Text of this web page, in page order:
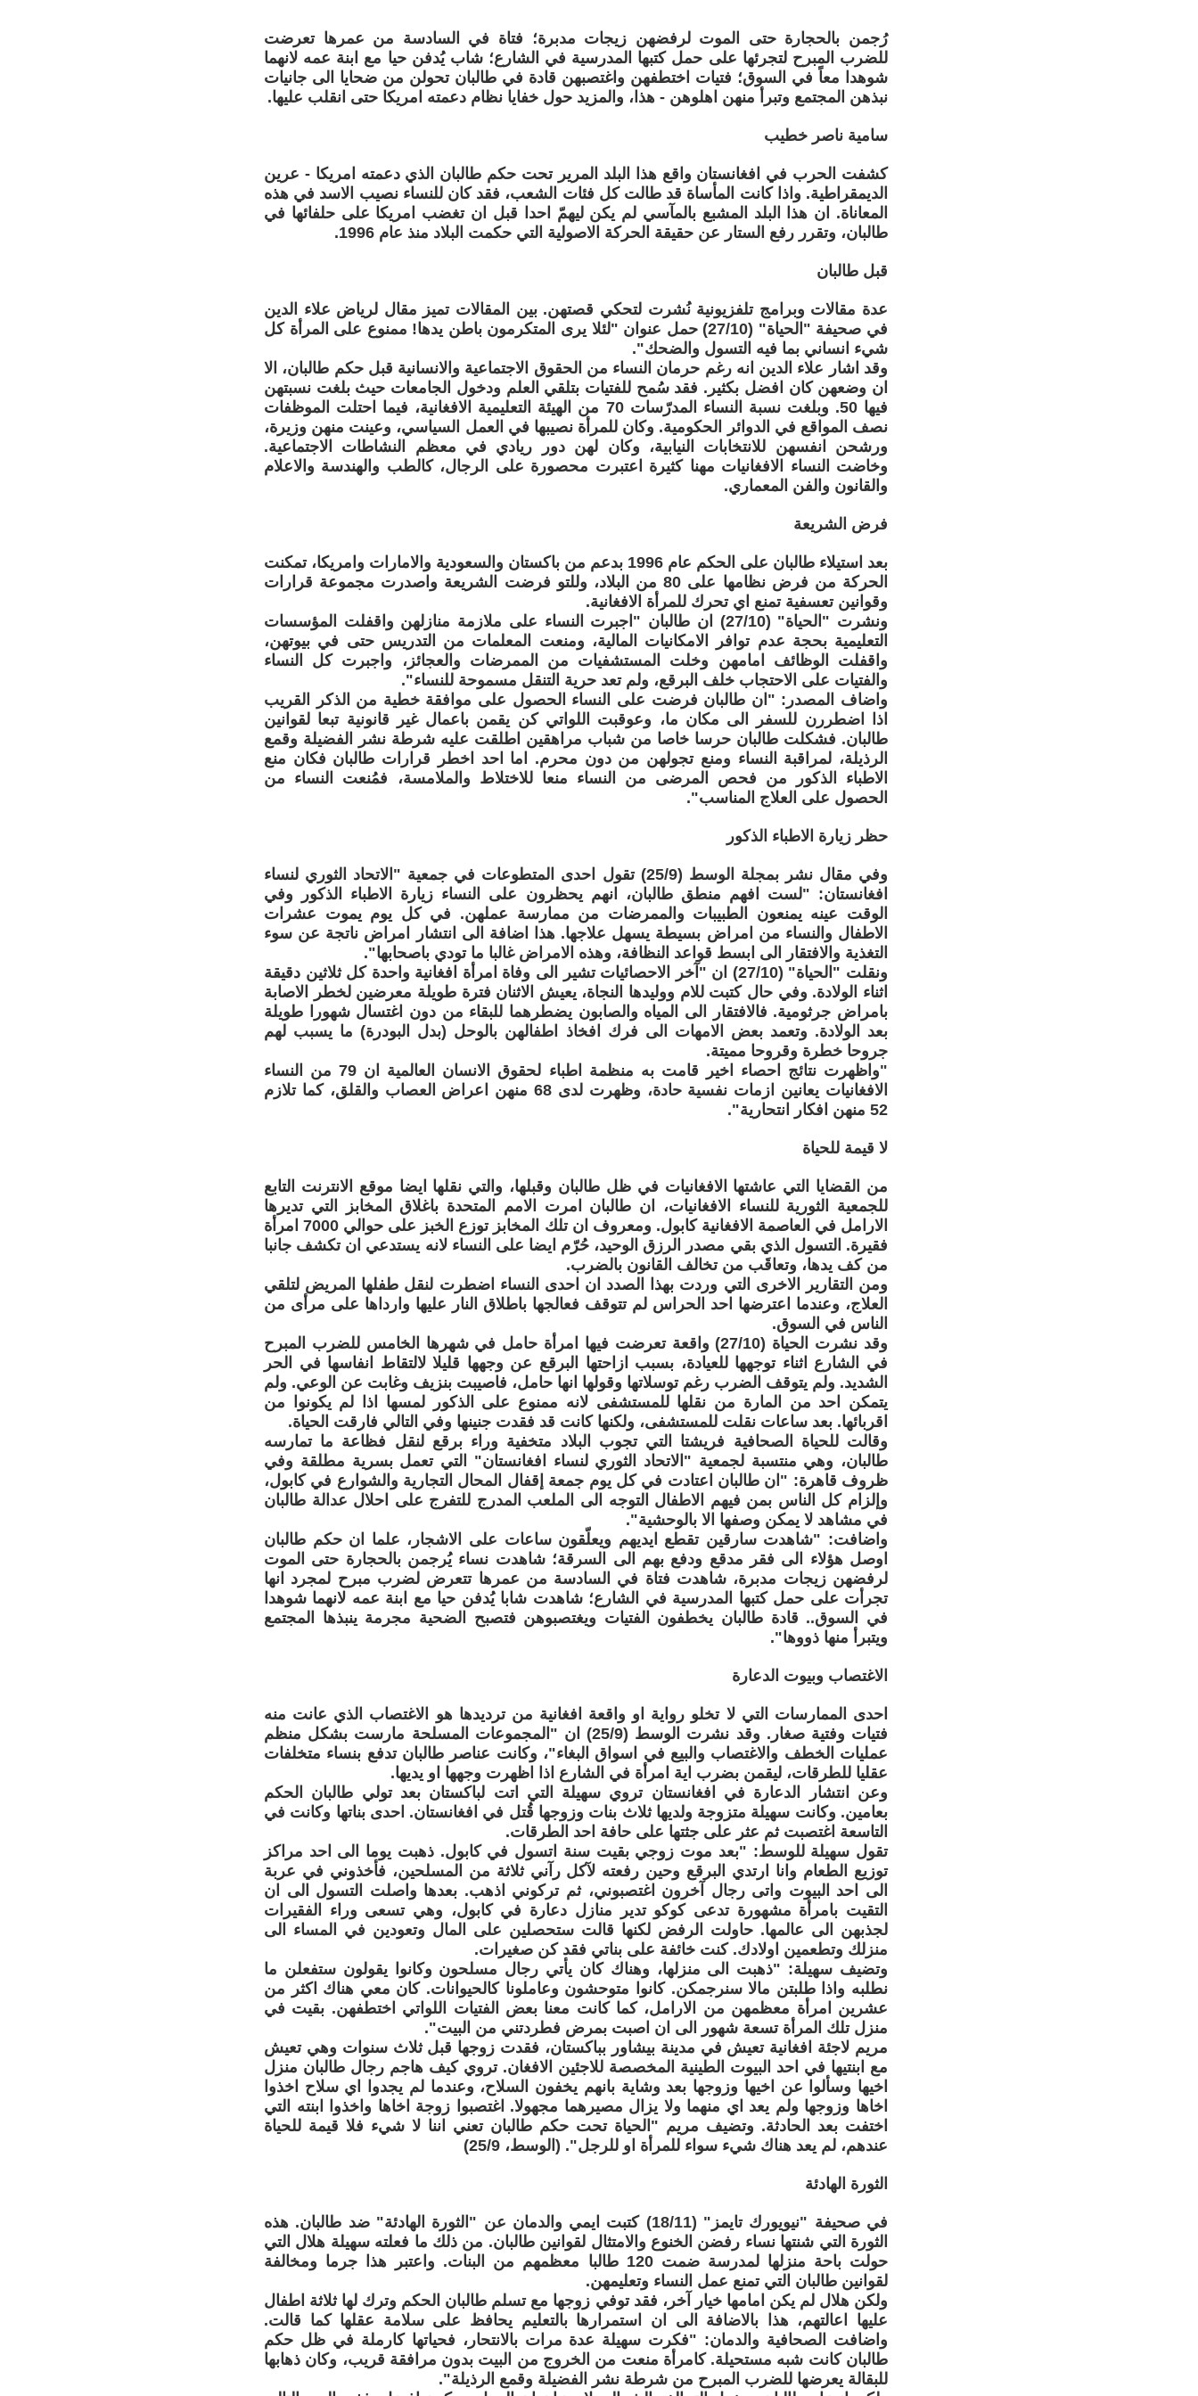
رُجمن بالحجارة حتى الموت لرفضهن زيجات مدبرة؛ فتاة في السادسة من عمرها تعرضت
للضرب المبرح لتجرئها على حمل كتبها المدرسية في الشارع؛ شاب يُدفن حيا مع ابنة عمه لانهما
شوهدا معاً في السوق؛ فتيات اختطفهن واغتصبهن قادة في طالبان تحولن من ضحايا الى جانيات
نبذهن المجتمع وتبرأ منهن اهلوهن - هذا، والمزيد حول خفايا نظام دعمته امريكا حتى انقلب عليها.
سامية ناصر خطيب
كشفت الحرب في افغانستان واقع هذا البلد المرير تحت حكم طالبان الذي دعمته امريكا - عرين
الديمقراطية. واذا كانت المأساة قد طالت كل فئات الشعب، فقد كان للنساء نصيب الاسد في هذه
المعاناة. ان هذا البلد المشبع بالمآسي لم يكن ليهمّ احدا قبل ان تغضب امريكا على حلفائها في
طالبان، وتقرر رفع الستار عن حقيقة الحركة الاصولية التي حكمت البلاد منذ عام 1996.
قبل طالبان
عدة مقالات وبرامج تلفزيونية نُشرت لتحكي قصتهن. بين المقالات تميز مقال لرياض علاء الدين
في صحيفة "الحياة" (27/10) حمل عنوان "لئلا يرى المتكرمون باطن يدها! ممنوع على المرأة كل
شيء انساني بما فيه التسول والضحك".
وقد اشار علاء الدين انه رغم حرمان النساء من الحقوق الاجتماعية والانسانية قبل حكم طالبان، الا
ان وضعهن كان افضل بكثير. فقد سُمح للفتيات بتلقي العلم ودخول الجامعات حيث بلغت نسبتهن
فيها 50. وبلغت نسبة النساء المدرّسات 70 من الهيئة التعليمية الافغانية، فيما احتلت الموظفات
نصف المواقع في الدوائر الحكومية. وكان للمرأة نصيبها في العمل السياسي، وعينت منهن وزيرة،
ورشحن انفسهن للانتخابات النيابية، وكان لهن دور ريادي في معظم النشاطات الاجتماعية.
وخاضت النساء الافغانيات مهنا كثيرة اعتبرت محصورة على الرجال، كالطب والهندسة والاعلام
والقانون والفن المعماري.
فرض الشريعة
بعد استيلاء طالبان على الحكم عام 1996 بدعم من باكستان والسعودية والامارات وامريكا، تمكنت
الحركة من فرض نظامها على 80 من البلاد، وللتو فرضت الشريعة واصدرت مجموعة قرارات
وقوانين تعسفية تمنع اي تحرك للمرأة الافغانية.
ونشرت "الحياة" (27/10) ان طالبان "اجبرت النساء على ملازمة منازلهن واقفلت المؤسسات
التعليمية بحجة عدم توافر الامكانيات المالية، ومنعت المعلمات من التدريس حتى في بيوتهن،
واقفلت الوظائف امامهن وخلت المستشفيات من الممرضات والعجائز، واجبرت كل النساء
والفتيات على الاحتجاب خلف البرقع، ولم تعد حرية التنقل مسموحة للنساء".
واضاف المصدر: "ان طالبان فرضت على النساء الحصول على موافقة خطية من الذكر القريب
اذا اضطررن للسفر الى مكان ما، وعوقبت اللواتي كن يقمن باعمال غير قانونية تبعا لقوانين
طالبان. فشكلت طالبان حرسا خاصا من شباب مراهقين اطلقت عليه شرطة نشر الفضيلة وقمع
الرذيلة، لمراقبة النساء ومنع تجولهن من دون محرم. اما احد اخطر قرارات طالبان فكان منع
الاطباء الذكور من فحص المرضى من النساء منعا للاختلاط والملامسة، فمُنعت النساء من
الحصول على العلاج المناسب".
حظر زيارة الاطباء الذكور
وفي مقال نشر بمجلة الوسط (25/9) تقول احدى المتطوعات في جمعية "الاتحاد الثوري لنساء
افغانستان: "لست افهم منطق طالبان، انهم يحظرون على النساء زيارة الاطباء الذكور وفي
الوقت عينه يمنعون الطبيبات والممرضات من ممارسة عملهن. في كل يوم يموت عشرات
الاطفال والنساء من امراض بسيطة يسهل علاجها. هذا اضافة الى انتشار امراض ناتجة عن سوء
التغذية والافتقار الى ابسط قواعد النظافة، وهذه الامراض غالبا ما تودي باصحابها".
ونقلت "الحياة" (27/10) ان "آخر الاحصائيات تشير الى وفاة امرأة افغانية واحدة كل ثلاثين دقيقة
اثناء الولادة. وفي حال كتبت للام ووليدها النجاة، يعيش الاثنان فترة طويلة معرضين لخطر الاصابة
بامراض جرثومية. فالافتقار الى المياه والصابون يضطرهما للبقاء من دون اغتسال شهورا طويلة
بعد الولادة. وتعمد بعض الامهات الى فرك افخاذ اطفالهن بالوحل (بدل البودرة) ما يسبب لهم
جروحا خطرة وقروحا مميتة.
"واظهرت نتائج احصاء اخير قامت به منظمة اطباء لحقوق الانسان العالمية ان 79 من النساء
الافغانيات يعانين ازمات نفسية حادة، وظهرت لدى 68 منهن اعراض العصاب والقلق، كما تلازم
52 منهن افكار انتحارية".
لا قيمة للحياة
من القضايا التي عاشتها الافغانيات في ظل طالبان وقبلها، والتي نقلها ايضا موقع الانترنت التابع
للجمعية الثورية للنساء الافغانيات، ان طالبان امرت الامم المتحدة باغلاق المخابز التي تديرها
الارامل في العاصمة الافغانية كابول. ومعروف ان تلك المخابز توزع الخبز على حوالي 7000 امرأة
فقيرة. التسول الذي بقي مصدر الرزق الوحيد، حُرّم ايضا على النساء لانه يستدعي ان تكشف جانبا
من كف يدها، وتعاقَب من تخالف القانون بالضرب.
ومن التقارير الاخرى التي وردت بهذا الصدد ان احدى النساء اضطرت لنقل طفلها المريض لتلقي
العلاج، وعندما اعترضها احد الحراس لم تتوقف فعالجها باطلاق النار عليها وارداها على مرأى من
الناس في السوق.
وقد نشرت الحياة (27/10) واقعة تعرضت فيها امرأة حامل في شهرها الخامس للضرب المبرح
في الشارع اثناء توجهها للعيادة، بسبب ازاحتها البرقع عن وجهها قليلا لالتقاط انفاسها في الحر
الشديد. ولم يتوقف الضرب رغم توسلاتها وقولها انها حامل، فاصيبت بنزيف وغابت عن الوعي. ولم
يتمكن احد من المارة من نقلها للمستشفى لانه ممنوع على الذكور لمسها اذا لم يكونوا من
اقربائها. بعد ساعات نقلت للمستشفى، ولكنها كانت قد فقدت جنينها وفي التالي فارقت الحياة.
وقالت للحياة الصحافية فريشتا التي تجوب البلاد متخفية وراء برقع لنقل فظاعة ما تمارسه
طالبان، وهي منتسبة لجمعية "الاتحاد الثوري لنساء افغانستان" التي تعمل بسرية مطلقة وفي
ظروف قاهرة: "ان طالبان اعتادت في كل يوم جمعة إقفال المحال التجارية والشوارع في كابول،
وإلزام كل الناس بمن فيهم الاطفال التوجه الى الملعب المدرج للتفرج على احلال عدالة طالبان
في مشاهد لا يمكن وصفها الا بالوحشية".
واضافت: "شاهدت سارقين تقطع ايديهم ويعلّقون ساعات على الاشجار، علما ان حكم طالبان
اوصل هؤلاء الى فقر مدقع ودفع بهم الى السرقة؛ شاهدت نساء يُرجمن بالحجارة حتى الموت
لرفضهن زيجات مدبرة، شاهدت فتاة في السادسة من عمرها تتعرض لضرب مبرح لمجرد انها
تجرأت على حمل كتبها المدرسية في الشارع؛ شاهدت شابا يُدفن حيا مع ابنة عمه لانهما شوهدا
في السوق.. قادة طالبان يخطفون الفتيات ويغتصبوهن فتصبح الضحية مجرمة ينبذها المجتمع
ويتبرأ منها ذووها".
الاغتصاب وبيوت الدعارة
احدى الممارسات التي لا تخلو رواية او واقعة افغانية من ترديدها هو الاغتصاب الذي عانت منه
فتيات وفتية صغار. وقد نشرت الوسط (25/9) ان "المجموعات المسلحة مارست بشكل منظم
عمليات الخطف والاغتصاب والبيع في اسواق البغاء"، وكانت عناصر طالبان تدفع بنساء متخلفات
عقليا للطرقات، ليقمن بضرب اية امرأة في الشارع اذا اظهرت وجهها او يديها.
وعن انتشار الدعارة في افغانستان تروي سهيلة التي اتت لباكستان بعد تولي طالبان الحكم
بعامين. وكانت سهيلة متزوجة ولديها ثلاث بنات وزوجها قُتل في افغانستان. احدى بناتها وكانت في
التاسعة اغتصبت ثم عثر على جثتها على حافة احد الطرقات.
تقول سهيلة للوسط: "بعد موت زوجي بقيت سنة اتسول في كابول. ذهبت يوما الى احد مراكز
توزيع الطعام وانا ارتدي البرقع وحين رفعته لآكل رآني ثلاثة من المسلحين، فأخذوني في عربة
الى احد البيوت واتى رجال آخرون اغتصبوني، ثم تركوني اذهب. بعدها واصلت التسول الى ان
التقيت بامرأة مشهورة تدعى كوكو تدير منازل دعارة في كابول، وهي تسعى وراء الفقيرات
لجذبهن الى عالمها. حاولت الرفض لكنها قالت ستحصلين على المال وتعودين في المساء الى
منزلك وتطعمين اولادك. كنت خائفة على بناتي فقد كن صغيرات.
وتضيف سهيلة: "ذهبت الى منزلها، وهناك كان يأتي رجال مسلحون وكانوا يقولون ستفعلن ما
نطلبه واذا طلبتن مالا سنرجمكن. كانوا متوحشون وعاملونا كالحيوانات. كان معي هناك اكثر من
عشرين امرأة معظمهن من الارامل، كما كانت معنا بعض الفتيات اللواتي اختطفهن. بقيت في
منزل تلك المرأة تسعة شهور الى ان اصبت بمرض فطردتني من البيت".
مريم لاجئة افغانية تعيش في مدينة بيشاور بباكستان، فقدت زوجها قبل ثلاث سنوات وهي تعيش
مع ابنتيها في احد البيوت الطينية المخصصة للاجئين الافغان. تروي كيف هاجم رجال طالبان منزل
اخيها وسألوا عن اخيها وزوجها بعد وشاية بانهم يخفون السلاح، وعندما لم يجدوا اي سلاح اخذوا
اخاها وزوجها ولم يعد اي منهما ولا يزال مصيرهما مجهولا. اغتصبوا زوجة اخاها واخذوا ابنته التي
اختفت بعد الحادثة. وتضيف مريم "الحياة تحت حكم طالبان تعني اننا لا شيء فلا قيمة للحياة
عندهم، لم يعد هناك شيء سواء للمرأة او للرجل". (الوسط، 25/9)
الثورة الهادئة
في صحيفة "نيويورك تايمز" (18/11) كتبت ايمي والدمان عن "الثورة الهادئة" ضد طالبان. هذه
الثورة التي شنتها نساء رفضن الخنوع والامتثال لقوانين طالبان. من ذلك ما فعلته سهيلة هلال التي
حولت باحة منزلها لمدرسة ضمت 120 طالبا معظمهم من البنات. واعتبر هذا جرما ومخالفة
لقوانين طالبان التي تمنع عمل النساء وتعليمهن.
ولكن هلال لم يكن امامها خيار آخر، فقد توفي زوجها مع تسلم طالبان الحكم وترك لها ثلاثة اطفال
عليها اعالتهم، هذا بالاضافة الى ان استمرارها بالتعليم يحافظ على سلامة عقلها كما قالت.
واضافت الصحافية والدمان: "فكرت سهيلة عدة مرات بالانتحار، فحياتها كارملة في ظل حكم
طالبان كانت شبه مستحيلة. كامرأة منعت من الخروج من البيت بدون مرافقة قريب، وكان ذهابها
للبقالة يعرضها للضرب المبرح من شرطة نشر الفضيلة وقمع الرذيلة".